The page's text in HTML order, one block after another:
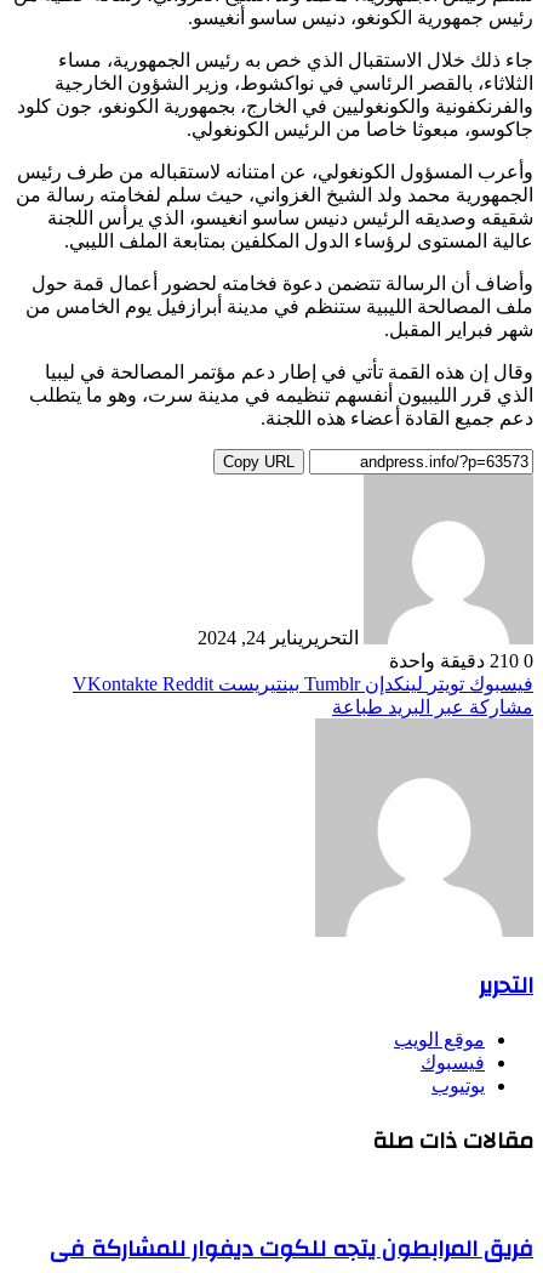
رئيس جمهورية الكونغو، دنيس ساسو أنغيسو.
جاء ذلك خلال الاستقبال الذي خص به رئيس الجمهورية، مساء
الثلاثاء، بالقصر الرئاسي في نواكشوط، وزير الشؤون الخارجية
والفرنكفونية والكونغوليين في الخارج، بجمهورية الكونغو، جون كلود
جاكوسو، مبعوثا خاصا من الرئيس الكونغولي.
وأعرب المسؤول الكونغولي، عن امتنانه لاستقباله من طرف رئيس
الجمهورية محمد ولد الشيخ الغزواني، حيث سلم لفخامته رسالة من
شقيقه وصديقه الرئيس دنيس ساسو انغيسو، الذي يرأس اللجنة
عالية المستوى لرؤساء الدول المكلفين بمتابعة الملف الليبي.
وأضاف أن الرسالة تتضمن دعوة فخامته لحضور أعمال قمة حول
ملف المصالحة الليبية ستنظم في مدينة أبرازفيل يوم الخامس من
شهر فبراير المقبل.
وقال إن هذه القمة تأتي في إطار دعم مؤتمر المصالحة في ليبيا
الذي قرر الليبيون أنفسهم تنظيمه في مدينة سرت، وهو ما يتطلب
دعم جميع القادة أعضاء هذه اللجنة.
Copy URL
التحرير يناير 24, 2024
0
دقيقة واحدة
فيسبوك تويتر لينكدإن بينتيريست
مشاركة عبر البريد طباعة
التحرير
موقع الويب
فيسبوك
يوتيوب
مقالات ذات صلة
فريق المرابطون يتجه للكوت ديفوار للمشاركة فى